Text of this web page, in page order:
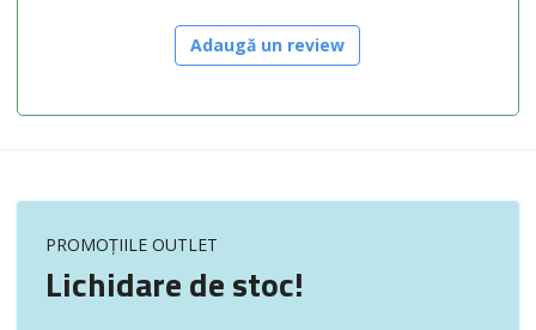
Adaugă un review
PROMOȚIILE OUTLET
Lichidare de stoc!